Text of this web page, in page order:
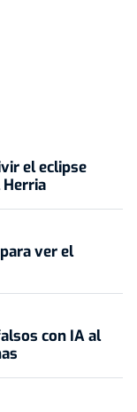
el eclipse
ver el
con IA al